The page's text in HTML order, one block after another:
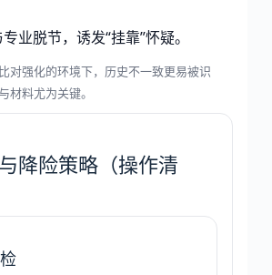
业脱节，诱发“挂靠”怀疑。
对强化的环境下，历史不一致更易被识
材料尤为关键。
降险策略（操作清